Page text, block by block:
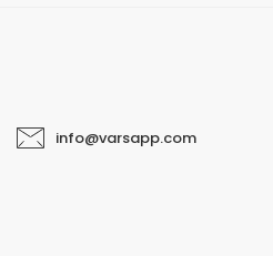
info@varsapp.com